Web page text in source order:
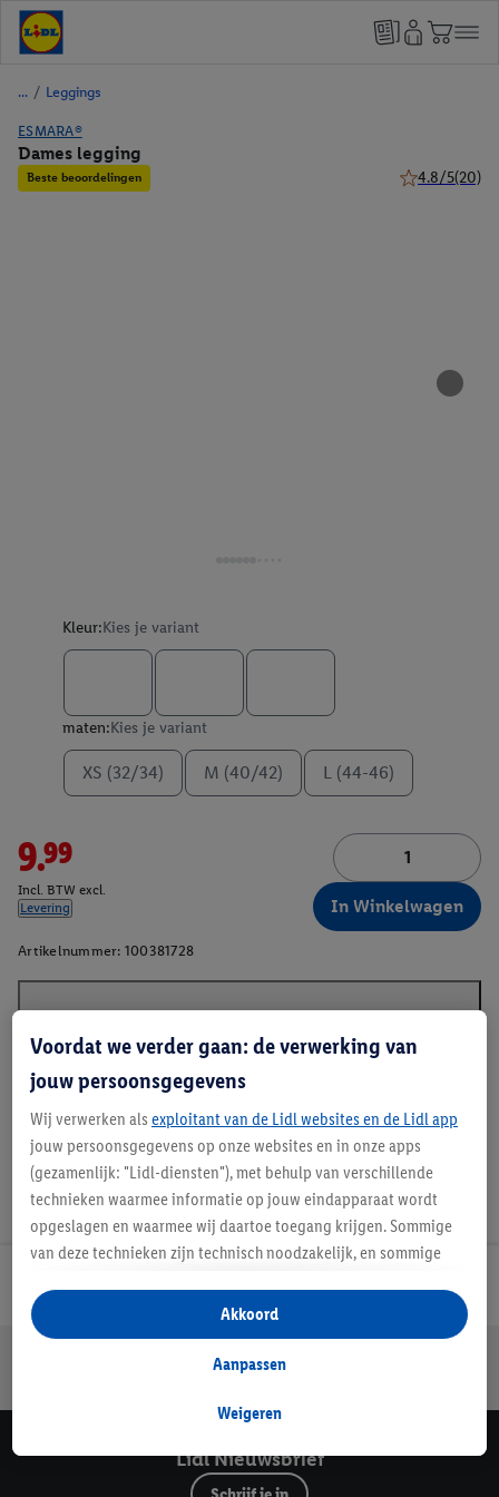
/ Leggings
ESMARA®
Dames legging
Beste beoordelingen 4.8/5(20)
Kleur:Kies je variant
maten:Kies je variant
XS (32/34) M (40/42) L (44-46)
9.99
Incl. BTW excl.
Levering
In Winkelwagen
Artikelnummer: 100381728
Jouw voordelen bij ons als Lidl webshop klant
Lidl Nieuwsbrief
Voordat we verder gaan: de verwerking van
jouw persoonsgegevens
Wij verwerken als exploitant van de Lidl websites en de Lidl app
jouw persoonsgegevens op onze websites en in onze apps
(gezamenlijk: "Lidl-diensten"), met behulp van verschillende
technieken waarmee informatie op jouw eindapparaat wordt
opgeslagen en waarmee wij daartoe toegang krijgen. Sommige
van deze technieken zijn technisch noodzakelijk, en sommige
opslaan van voorkeursinstellingen, het verzamelen en
analyseren van statistieken of voor het tonen van
gepersonaliseerde reclame binnen en buiten de Lidl-diensten.
gegevens over jouw aankoopgedrag in de winkel ook voor de
Als je hier toestemming geeft aan ons voor het personaliseren
Weigeren
Aanpassen
Akkoord